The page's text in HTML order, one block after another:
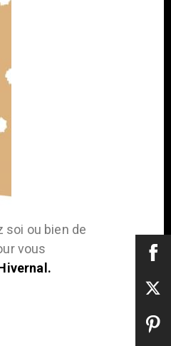
soi ou bien de
vous